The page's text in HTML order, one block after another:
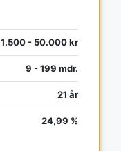
1.500 - 50.000 kr
9 - 199 mdr.
21 år
24,99 %